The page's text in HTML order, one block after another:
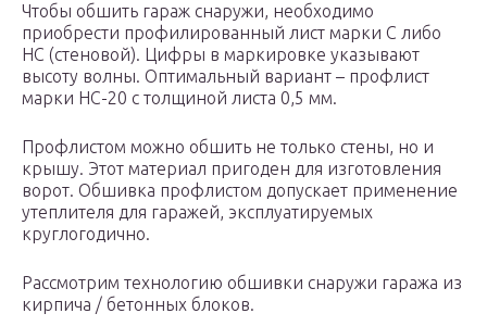
Чтобы обшить гараж снаружи, необходимо
приобрести профилированный лист марки С либо
НС (стеновой). Цифры в маркировке указывают
высоту волны. Оптимальный вариант – профлист
марки НС-20 с толщиной листа 0,5 мм.
Профлистом можно обшить не только стены, но и
крышу. Этот материал пригоден для изготовления
ворот. Обшивка профлистом допускает применение
утеплителя для гаражей, эксплуатируемых
круглогодично.
Рассмотрим технологию обшивки снаружи гаража из
кирпича / бетонных блоков.